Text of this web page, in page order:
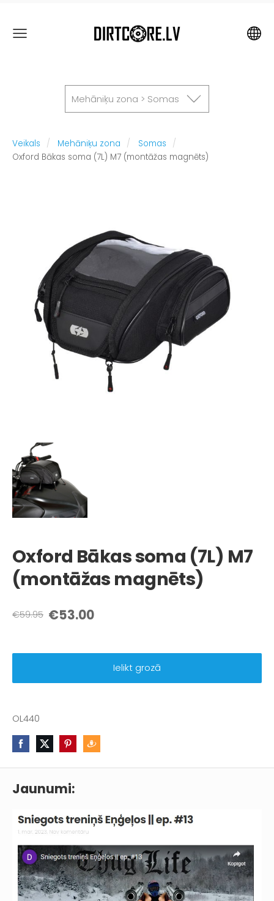
Mehāniķu zona > Somas
Jaunumi:
Veikals Mehāniķu zona
Somas
Oxford Bākas soma (7L) M7 (montāžas magnēts)
Oxford Bākas soma (7L) M7
(montāžas magnēts)
€59.95 €53.00
Ielikt grozā
OL440